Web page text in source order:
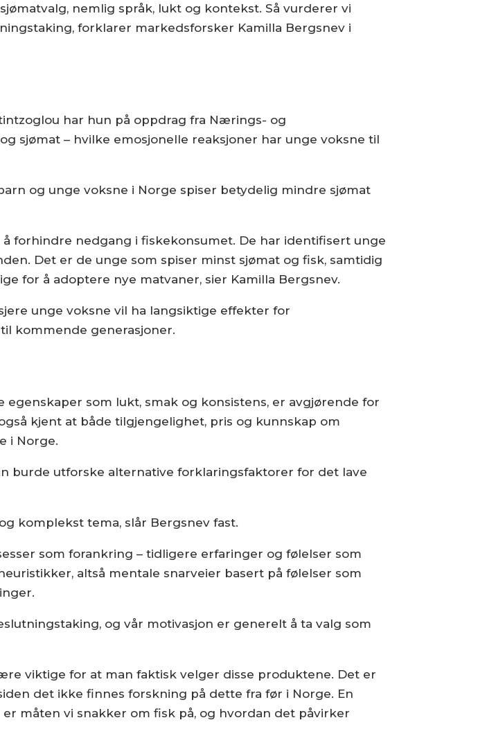
nemlig språk, lukt og kontekst. Så vurderer vi
forklarer markedsforsker Kamilla Bergsnev i
har hun på oppdrag fra Nærings- og
sjømat – hvilke emosjonelle reaksjoner har unge voksne til
og unge voksne i Norge spiser betydelig mindre sjømat
forhindre nedgang i fiskekonsumet. De har identifisert unge
Det er de unge som spiser minst sjømat og fisk, samtidig
for å adoptere nye matvaner, sier Kamilla Bergsnev.
unge voksne vil ha langsiktige effekter for
kommende generasjoner.
som lukt, smak og konsistens, er avgjørende for
kjent at både tilgjengelighet, pris og kunnskap om
i Norge.
burde utforske alternative forklaringsfaktorer for det lave
komplekst tema, slår Bergsnev fast.
som forankring – tidligere erfaringer og følelser som
altså mentale snarveier basert på følelser som
og vår motivasjon er generelt å ta valg som
viktige for at man faktisk velger disse produktene. Det er
det ikke finnes forskning på dette fra før i Norge. En
måten vi snakker om fisk på, og hvordan det påvirker